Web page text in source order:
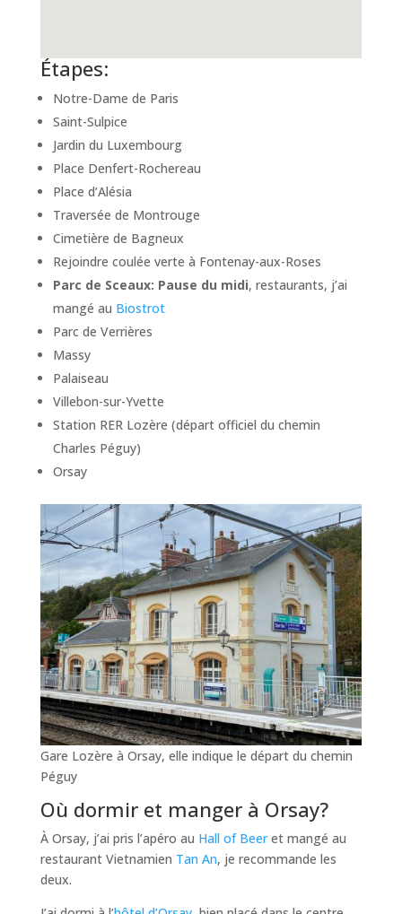
Étapes:
Notre-Dame de Paris
Saint-Sulpice
Jardin du Luxembourg
Place Denfert-Rochereau
Place d’Alésia
Traversée de Montrouge
Cimetière de Bagneux
Rejoindre coulée verte à Fontenay-aux-Roses
Parc de Sceaux: Pause du midi, restaurants, j’ai
mangé au Biostrot
Parc de Verrières
Massy
Palaiseau
Villebon-sur-Yvette
Station RER Lozère (départ officiel du chemin
Charles Péguy)
Orsay
Gare Lozère à Orsay, elle indique le départ du chemin
Péguy
Où dormir et manger à Orsay?
À Orsay, j’ai pris l’apéro au Hall of Beeret mangé au
restaurant Vietnamien Tan An, je recommande les
deux.